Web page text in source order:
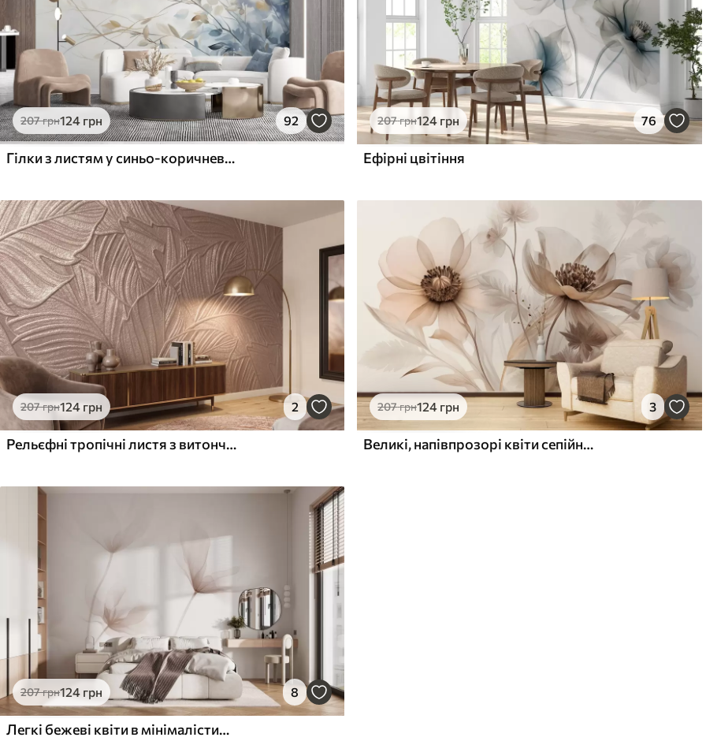
207грн124 грн 92
Гілки з листям у синьо-коричневих тонах, світле тло, м'яке і ніжне, акварельний стиль
207грн124 грн 76
Ефірні цвітіння
207грн124 грн 2
Рельєфні тропічні листя з витонченим рельєфом у теплих бежевих тонах
207грн124 грн 3
Великі, напівпрозорі квіти сепійного відтінку з ніжними пелюстками, пір’ястим листям і дрібнішими суцвіттями
207грн124 грн 8
Легкі бежеві квіти в мінімалістичному світлому стилі